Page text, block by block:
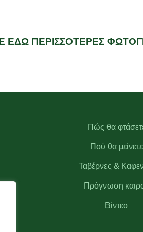
ΕΔΩ ΠΕΡΙΣΣΟΤΕΡΕΣ
Πώς θα
Πού θα μείνετε
Ταβέρνες &
Πρόγνωση
Βίντεο